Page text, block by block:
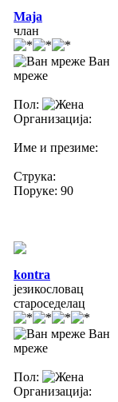
Maja
члан
Ван
мреже
Пол:
Организација:
Име и презиме:
Струка:
Поруке: 90
kontra
језикословац
староседелац
Ван
мреже
Пол:
Организација: